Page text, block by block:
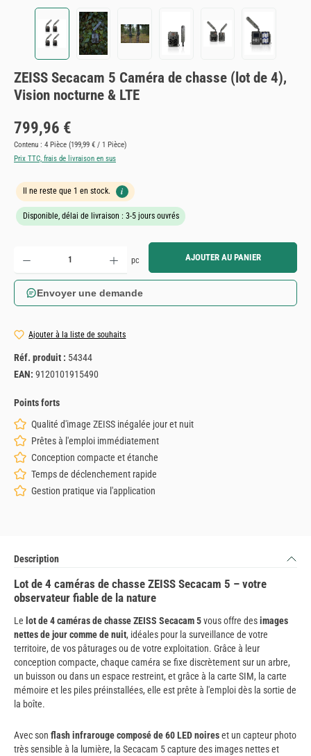
ZEISS Secacam 5 Caméra de chasse (lot de 4),
Vision nocturne & LTE
Prix régulier :
799,96 €
Contenu : 4 Pièce (199,99 € / 1 Pièce)
Prix TTC, frais de livraison en sus
Il ne reste que 1 en stock. i
Disponible, délai de livraison : 3-5 jours ouvrés
Quantité de produit : Entrez la quantité souhaitée ou utilisez les boutons pour augmenter ou
pc AJOUTER AU PANIER
Envoyer une demande
Ajouter à la liste de souhaits
Réf. produit : 54344
EAN: 9120101915490
Points forts
Qualité d'image ZEISS inégalée jour et nuit
Prêtes à l'emploi immédiatement
Conception compacte et étanche
Temps de déclenchement rapide
Gestion pratique via l'application
Description
Lot de 4 caméras de chasse ZEISS Secacam 5 – votre
observateur fiable de la nature
Le lot de 4 caméras de chasse ZEISS Secacam 5vous offre desimages
nettes de jour comme de nuit, idéales pour la surveillance de votre
territoire, de vos pâturages ou de votre exploitation. Grâce à leur
conception compacte, chaque caméra se fixe discrètement sur un arbre,
un buisson ou dans un espace restreint, et grâce à la carte SIM, la carte
mémoire et les piles préinstallées, elle est prête à l'emploi dès la sortie de
la boîte.
Avec son flash infrarouge composé de 60 LED noireset un capteur photo
très sensible à la lumière, la Secacam 5 capture des images nettes et